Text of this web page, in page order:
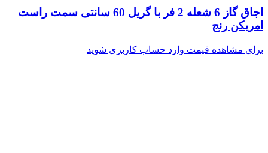
اجاق گاز 6 شعله 2 فر با گریل 60 سانتی سمت راست
امریکن رنج
برای مشاهده قیمت وارد حساب کاربری شوید